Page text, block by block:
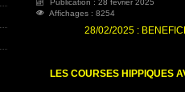
Publication : 28 février 2025
Affichages : 8254
28/02/2025 :
LES COURSES HIPPIQUES